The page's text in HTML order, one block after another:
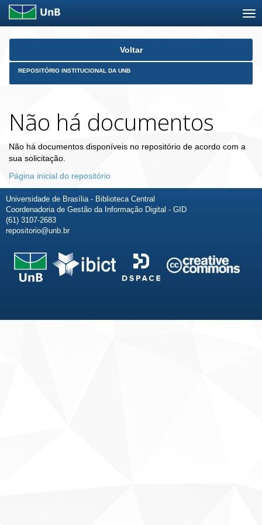
Skip
Voltar
REPOSITÓRIO INSTITUCIONAL DA UNB
Não há documentos
Não há documentos disponíveis no repositório de acordo com a
sua solicitação.
Página inicial do repositório
Universidade de Brasília - Biblioteca Central
Coordenadoria de Gestão da Informação Digital - GID
(61) 3107-2683
repositorio@unb.br